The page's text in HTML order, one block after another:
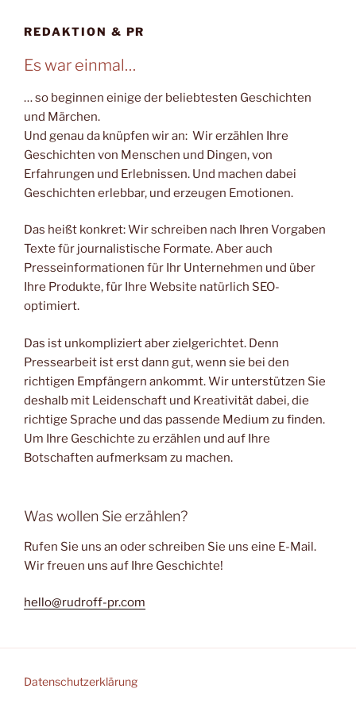
REDAKTION & PR
Es war einmal…
… so beginnen einige der beliebtesten Geschichten
und Märchen.
Und genau da knüpfen wir an: Wir erzählen Ihre
Geschichten von Menschen und Dingen, von
Erfahrungen und Erlebnissen. Und machen dabei
Geschichten erlebbar, und erzeugen Emotionen.
Das heißt konkret: Wir schreiben nach Ihren Vorgaben
Texte für journalistische Formate. Aber auch
Presseinformationen für Ihr Unternehmen und über
Ihre Produkte, für Ihre Website natürlich SEO-
optimiert.
Das ist unkompliziert aber zielgerichtet. Denn
Pressearbeit ist erst dann gut, wenn sie bei den
richtigen Empfängern ankommt. Wir unterstützen Sie
deshalb mit Leidenschaft und Kreativität dabei, die
richtige Sprache und das passende Medium zu finden.
Um Ihre Geschichte zu erzählen und auf Ihre
Botschaften aufmerksam zu machen.
Was wollen Sie erzählen?
Rufen Sie uns an oder schreiben Sie uns eine E-Mail.
Wir freuen uns auf Ihre Geschichte!
hello@rudroff-pr.com
Datenschutzerklärung